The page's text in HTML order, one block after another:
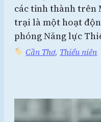
các tỉnh thành trên
trại là một hoạt
phóng Năng lực
Cần Thơ, Thiếu niên